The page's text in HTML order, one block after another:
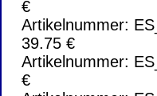
€
Artikelnummer:
39.75 €
Artikelnummer:
€